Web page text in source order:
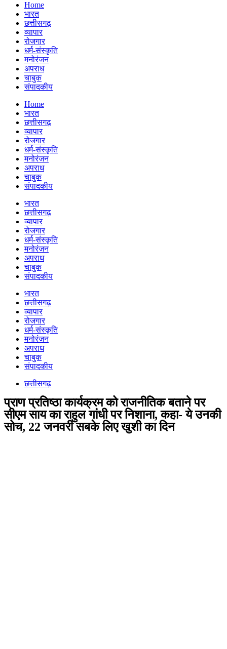
Home
भारत
छत्तीसगढ़
व्यापार
रोजगार
धर्म-संस्कृति
मनोरंजन
अपराध
चाबुक
संपादकीय
Menu
Home
भारत
छत्तीसगढ़
व्यापार
रोजगार
धर्म-संस्कृति
मनोरंजन
अपराध
चाबुक
संपादकीय
भारत
छत्तीसगढ़
व्यापार
रोजगार
धर्म-संस्कृति
मनोरंजन
अपराध
चाबुक
संपादकीय
भारत
छत्तीसगढ़
व्यापार
रोजगार
धर्म-संस्कृति
मनोरंजन
अपराध
चाबुक
संपादकीय
छत्तीसगढ़
प्राण प्रतिष्ठा कार्यक्रम को राजनीतिक बताने पर
सीएम साय का राहुल गांधी पर निशाना, कहा- ये उनकी
सोच, 22 जनवरी सबके लिए खुशी का दिन